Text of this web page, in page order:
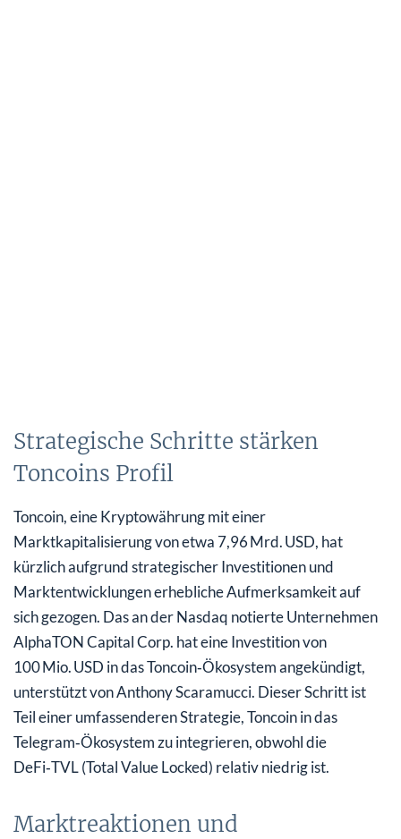
Strategische Schritte stärken
Toncoins Profil
Toncoin, eine Kryptowährung mit einer
Marktkapitalisierung von etwa 7,96 Mrd. USD, hat
kürzlich aufgrund strategischer Investitionen und
Marktentwicklungen erhebliche Aufmerksamkeit auf
sich gezogen. Das an der Nasdaq notierte Unternehmen
AlphaTON Capital Corp. hat eine Investition von
100 Mio. USD in das Toncoin‑Ökosystem angekündigt,
unterstützt von Anthony Scaramucci. Dieser Schritt ist
Teil einer umfassenderen Strategie, Toncoin in das
Telegram‑Ökosystem zu integrieren, obwohl die
DeFi‑TVL (Total Value Locked) relativ niedrig ist.
Marktreaktionen und